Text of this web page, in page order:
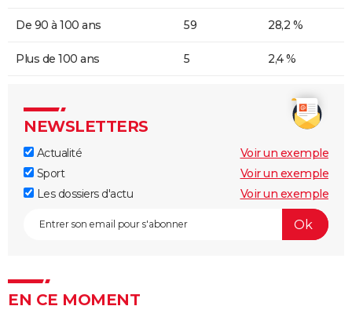
De 90 à 100 ans 59 28,2 %
Plus de 100 ans 5 2,4 %
NEWSLETTERS
Actualité
Voir un exemple
Sport
Voir un exemple
Les dossiers d'actu
Voir un exemple
EN CE MOMENT